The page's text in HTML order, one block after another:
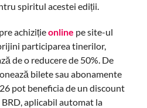
spiritul acestei ediții.
achizițieonline pe site-ul
participarea tinerilor,
de o reducere de 50%. De
bilete sau abonamente
pot beneficia de un discount
aplicabil automat la